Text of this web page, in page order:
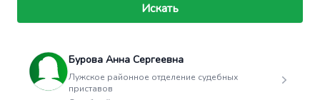
Искать
Бурова Анна Сергеевна
Лужское районное отделение судебных
приставов